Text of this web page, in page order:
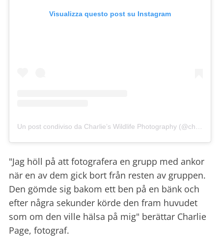
Visualizza questo post su Instagram
"Jag höll på att fotografera en grupp med ankor
när en av dem gick bort från resten av gruppen.
Den gömde sig bakom ett ben på en bänk och
efter några sekunder körde den fram huvudet
som om den ville hälsa på mig" berättar Charlie
Page, fotograf.